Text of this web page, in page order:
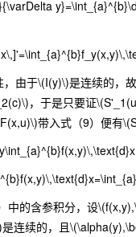
于\(I(y)\)是连续的，
，于是只要证
带入式（9）便有
的含参积分，设
连续的，且